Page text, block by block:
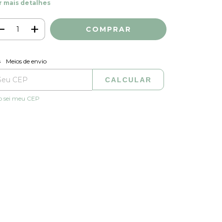
mais detalhes
para o CEP:
Meios de envio
CALCULAR
sei meu CEP